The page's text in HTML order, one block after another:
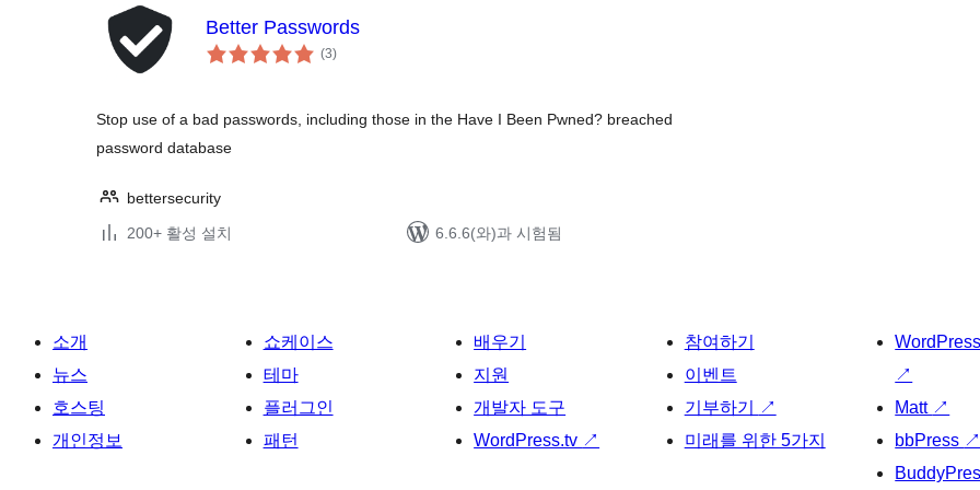
Better Passwords
(3전
체)
Stop use of a bad passwords, including those in the Have I Been Pwned? breached
password database
bettersecurity
200+ 활성 설치
6.6.6(와)과 시험됨
소개
뉴스
호스팅
개인정보
쇼케이스
테마
플러그인
패턴
배우기
지원
개발자 도구
WordPress.tv ↗
참여하기
이벤트
기부하기
↗
미래를 위한 5가지
↗
Matt ↗
bbPress ↗